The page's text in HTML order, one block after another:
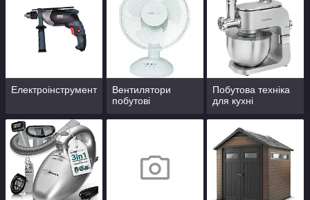
Електроінструмент
Вентилятори
побутові
Побутова техніка
для кухні